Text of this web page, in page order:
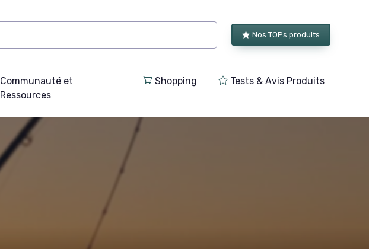
Nos TOPs produits
Communauté et
Ressources
Shopping Tests & Avis Produits